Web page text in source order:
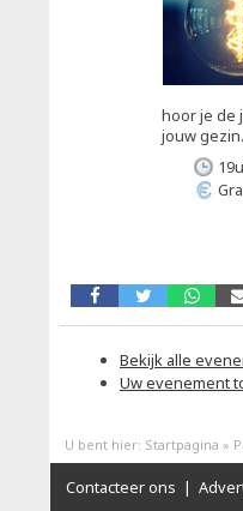
hoor je de
jouw gezin.
Bekijk alle
Uw evenement
U bent hier: Startpagina »
Contacteer ons |